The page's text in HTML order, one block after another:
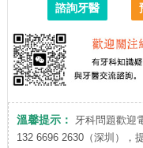
諮詢牙醫
溫馨提示：
牙科問題歡迎
132 6696 2630（深圳），